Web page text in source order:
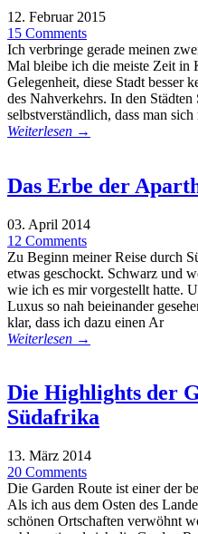
12. Februar 2015
15 Comments
Ich verbringe gerade meinen
Mal bleibe ich die meiste Zeit in
Gelegenheit, diese Stadt besser
des Nahverkehrs. In den
selbstverständlich, dass man
Weiterlesen →
Das Erbe der
03. April 2014
12 Comments
Zu Beginn meiner Reise durch
etwas geschockt. Schwarz und
wie ich es mir vorgestellt hatte.
Luxus so nah beieinander
klar, dass ich dazu einen Ar
Weiterlesen →
Die Highlights der
Südafrika
13. März 2014
20 Comments
Die Garden Route ist einer der
Als ich aus dem Osten des
schönen Ortschaften verwöhnt